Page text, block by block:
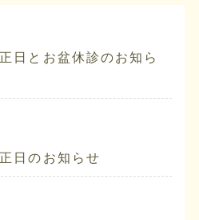
日とお盆休診のお知ら
日のお知らせ